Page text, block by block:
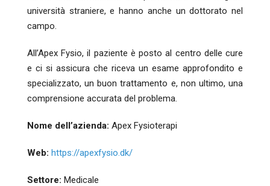
università straniere, e hanno anche un dottorato nel
campo.
All’Apex Fysio, il paziente è posto al centro delle cure
e ci si assicura che riceva un esame approfondito e
specializzato, un buon trattamento e, non ultimo, una
comprensione accurata del problema.
Nome dell’azienda: Apex Fysioterapi
Web: https://apexfysio.dk/
Settore: Medicale